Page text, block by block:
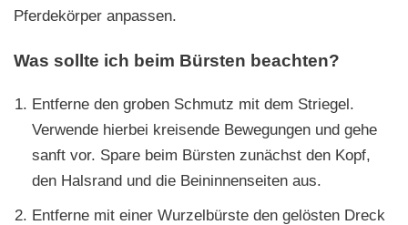
Pferdekörper anpassen.
Was sollte ich beim Bürsten beachten?
Entferne den groben Schmutz mit dem Striegel.
Verwende hierbei kreisende Bewegungen und gehe
sanft vor. Spare beim Bürsten zunächst den Kopf,
den Halsrand und die Beininnenseiten aus.
Entferne mit einer Wurzelbürste den gelösten Dreck